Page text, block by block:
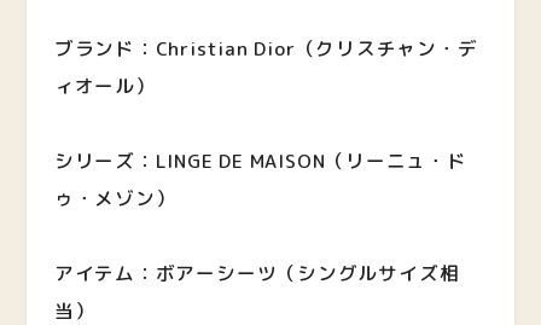
ブランド：Christian Dior（クリスチャン・デ
ィオール）
シリーズ：LINGE DE MAISON（リーニュ・ド
ゥ・メゾン）
アイテム：ボアーシーツ（シングルサイズ相
当）